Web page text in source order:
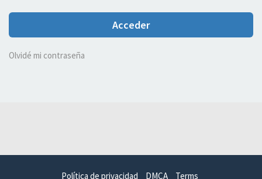
Acceder
Olvidé mi contraseña
Política de privacidad DMCA Terms